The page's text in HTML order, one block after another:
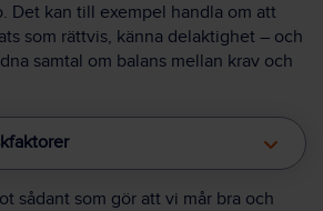
Det kan till exempel handla om att
som rättvis, känna delaktighet – och
samtal om balans mellan krav och
sådant som gör att vi mår bra och